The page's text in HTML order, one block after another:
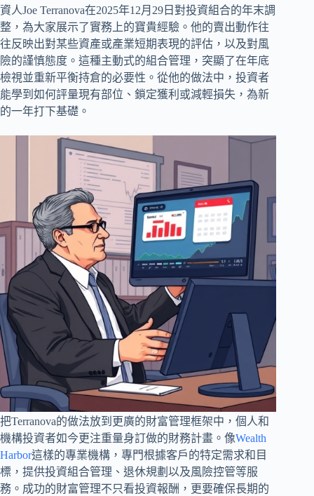
資人Joe Terranova在2025年12月29日對投資組合的年末調
整，為大家展示了實務上的寶貴經驗。他的賣出動作往
往反映出對某些資產或產業短期表現的評估，以及對風
險的謹慎態度。這種主動式的組合管理，突顯了在年底
檢視並重新平衡持倉的必要性。從他的做法中，投資者
能學到如何評量現有部位、鎖定獲利或減輕損失，為新
的一年打下基礎。
把Terranova的做法放到更廣的財富管理框架中，個人和
機構投資者如今更注重量身訂做的財務計畫。像Wealth
Harbor這樣的專業機構，專門根據客戶的特定需求和目
標，提供投資組合管理、退休規劃以及風險控管等服
務。成功的財富管理不只看投資報酬，更要確保長期的